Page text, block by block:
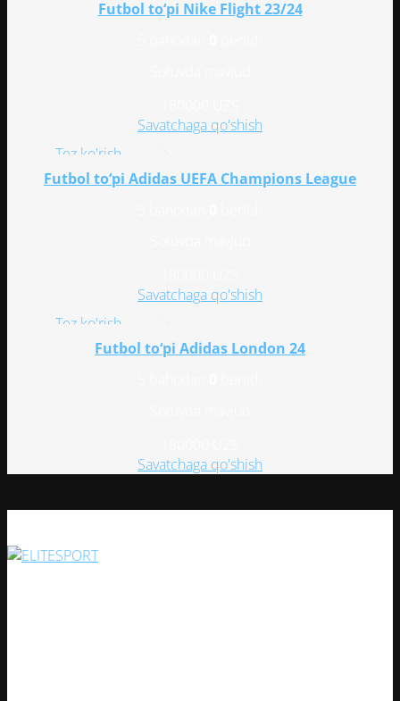
Futbol to‘pi Nike Flight 23/24
Savatchaga qo'shish
Tez ko'rish
Istaklar ro'yxatiga qo'shish
Futbol to‘pi Adidas UEFA Champions League
Savatchaga qo'shish
Tez ko'rish
Istaklar ro'yxatiga qo'shishFutbol to‘pi Adidas London 24
Savatchaga qo'shish